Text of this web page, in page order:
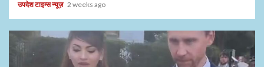
उपदेश टाइम्स न्यूज़ 2 weeks ago